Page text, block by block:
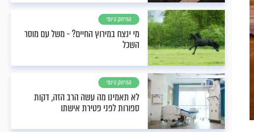
החיזוק היומי
מי ינצח במירוץ החיים? - משל עם מוסר
השכל
החיזוק היומי
לא תאמינו מה עשה הרב הזה, דקות
ספורות לפני פטירת אישתו